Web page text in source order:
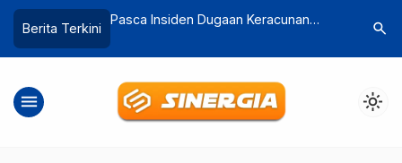
Berita Terkini
Pasca Insiden Dugaan Keracunan
Pengawasan SPPG
search
menu light_mode